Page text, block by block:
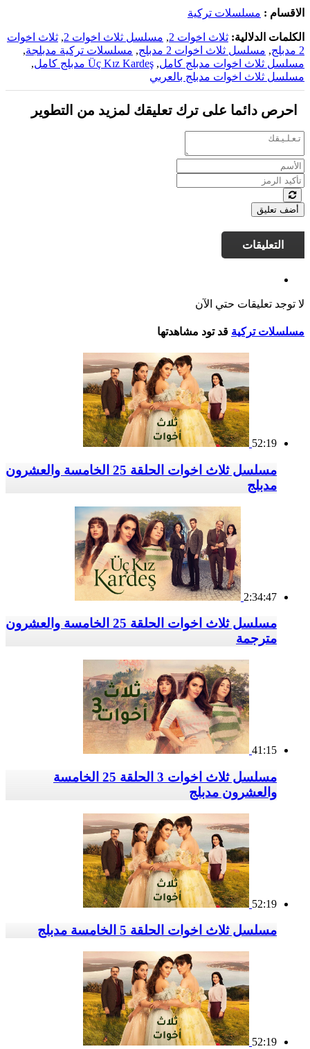
الاقسام : مسلسلات تركية
الكلمات الدلالية: ثلاث اخوات 2 , مسلسل ثلاث اخوات 2 , ثلاث اخوات
2 مدبلج
, مسلسل ثلاث اخوات 2 مدبلج , مسلسلات تركية مدبلجة,
مسلسل ثلاث اخوات مدبلج كامل, Üç Kız Kardeş مدبلج كامل
,
مسلسل ثلاث اخوات مدبلج بالعربي
احرص دائما على ترك تعليقك لمزيد من التطوير
أضف تعليق
التعليقات
لا توجد تعليقات حتي الآن
مسلسلات تركية قد تود مشاهدتها
52:19
مسلسل ثلاث اخوات الحلقة 25 الخامسة والعشرون
مدبلج
2:34:47
مسلسل ثلاث اخوات الحلقة 25 الخامسة والعشرون
مترجمة
41:15
مسلسل ثلاث اخوات 3 الحلقة 25 الخامسة
والعشرون مدبلج
52:19
مسلسل ثلاث اخوات الحلقة 5 الخامسة مدبلج
52:19